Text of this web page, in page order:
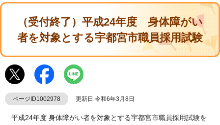
（受付終了）平成24年度 身体障がい
者を対象とする宇都宮市職員採用試験
ページID1002978 更新日 令和6年3月8日
平成24年度 身体障がい者を対象とする宇都宮市職員採用試験を